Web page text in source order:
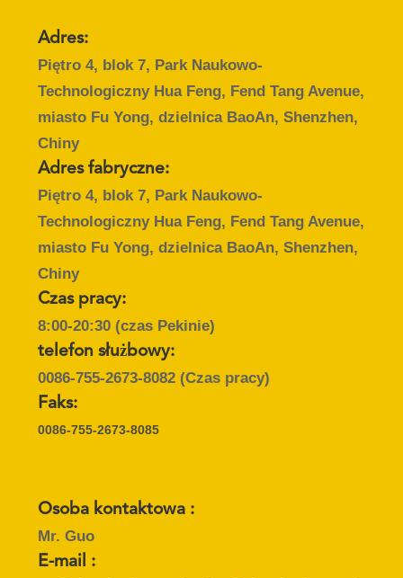
NAMI
POPROSIĆ
WYCENĘ
SITEMAP
PRIVACY
POLICY
Adres:
Piętro 4, blok 7, Park Naukowo-
Technologiczny Hua Feng, Fend Tang Avenue,
miasto Fu Yong, dzielnica BaoAn, Shenzhen,
Chiny
Adres fabryczne:
Piętro 4, blok 7, Park Naukowo-
Technologiczny Hua Feng, Fend Tang Avenue,
miasto Fu Yong, dzielnica BaoAn, Shenzhen,
Chiny
Czas pracy:
8:00-20:30 (czas Pekinie)
telefon służbowy:
0086-755-2673-8082(Czas pracy)
Faks:
0086-755-2673-8085
Osoba kontaktowa :
Mr. Guo
E-mail :